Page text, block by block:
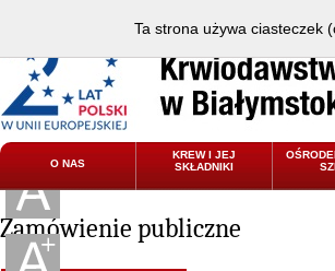
O NAS
KREW I JEJ
SKŁADNIKI
Zamówienie publiczne
Ta strona używa ciasteczek